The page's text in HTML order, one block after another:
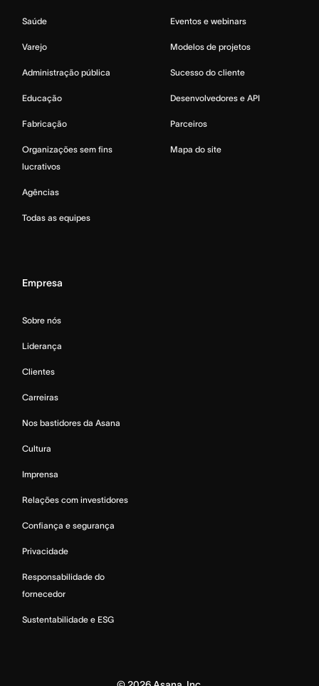
Saúde
Varejo
Administração pública
Educação
Fabricação
Organizações sem fins
lucrativos
Agências
Todas as equipes
Eventos e webinars
Modelos de projetos
Sucesso do cliente
Desenvolvedores e API
Parceiros
Mapa do site
Empresa
Sobre nós
Liderança
Clientes
Carreiras
Nos bastidores da Asana
Cultura
Imprensa
Relações com investidores
Confiança e segurança
Privacidade
Responsabilidade do
fornecedor
Sustentabilidade e ESG